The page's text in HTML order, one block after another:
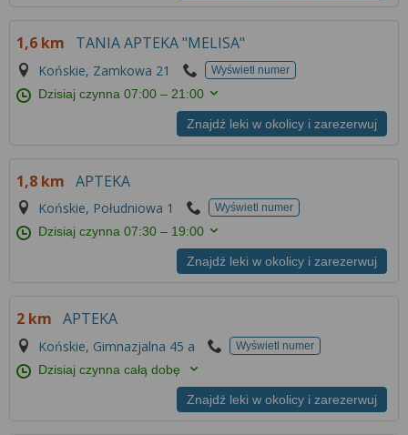
1,6 km TANIA APTEKA "MELISA"
Końskie, Zamkowa 21 Wyświetl numer
Dzisiaj czynna07:00 – 21:00
Znajdź leki w okolicy i zarezerwuj
1,8 km APTEKA
Końskie, Południowa 1 Wyświetl numer
Dzisiaj czynna07:30 – 19:00
Znajdź leki w okolicy i zarezerwuj
2 km APTEKA
Końskie, Gimnazjalna 45 a Wyświetl numer
Dzisiaj czynna całą dobę
Znajdź leki w okolicy i zarezerwuj